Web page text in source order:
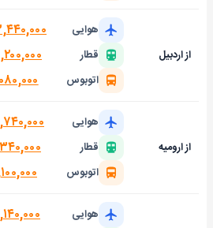
از اردبیل
هوایی
قطار
اتوبوس
از ارومیه
هوایی
قطار
اتوبوس
هوایی